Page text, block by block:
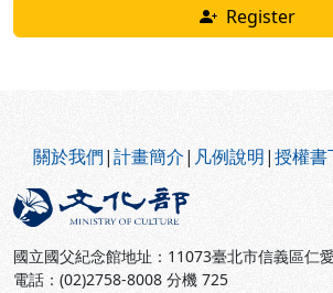
Register
關於我們|計畫簡介| 凡例說明|授權書
國立國父紀念館地址：11073臺北市信義區仁
電話：(02)2758-8008 分機 725